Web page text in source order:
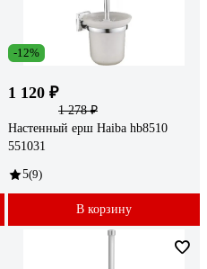
-12%
1 120 ₽
1 278 ₽
Настенный ерш Haiba hb8510
551031
5(9)
В корзину